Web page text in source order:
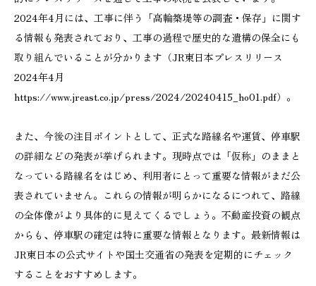
2024年4月には、工事に伴う「高輪築堤等の調査・保存」に関す
る情報も発表されており、工事の過程で歴史的な遺構の保全にも
取り組んでいることが分かります（JR東日本プレスリリース
2024年4月
https://www.jreast.co.jp/press/2024/20240415_ho01.pdf）。
また、今後の注目ポイントとして、正式な路線名や運賃、停車駅
の詳細などの発表が挙げられます。現時点では「仮称」のままと
なっている路線名をはじめ、利用者にとって重要な情報がまだ公
表されていません。これらの情報が明らかになるにつれて、路線
の全体像がより具体的に見えてくるでしょう。不動産投資の観点
からも、停車駅の確定は特に重要な情報となります。最新情報は
JR東日本の公式サイトや国土交通省の発表を定期的にチェック
することをおすすめします。